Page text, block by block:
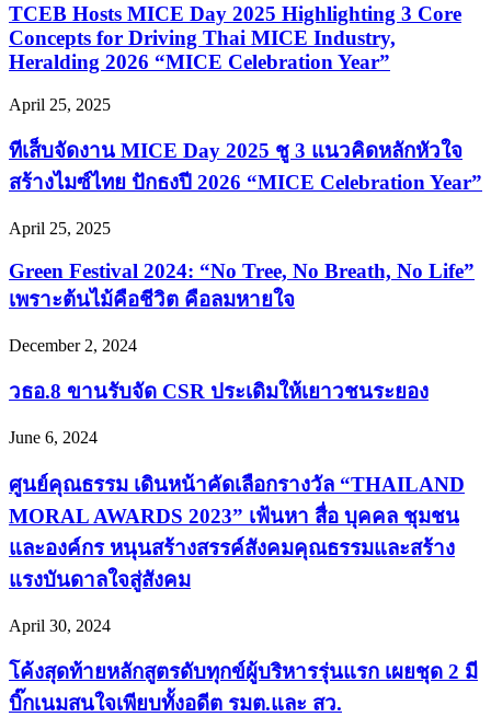
TCEB Hosts MICE Day 2025 Highlighting 3 Core
Concepts for Driving Thai MICE Industry,
Heralding 2026 “MICE Celebration Year”
April 25, 2025
ทีเส็บจัดงาน MICE Day 2025 ชู 3 แนวคิดหลักหัวใจ
สร้างไมซ์ไทย ปักธงปี 2026 “MICE Celebration Year”
April 25, 2025
Green Festival 2024: “No Tree, No Breath, No Life”
เพราะต้นไม้คือชีวิต คือลมหายใจ
December 2, 2024
วธอ.8 ขานรับจัด CSR ประเดิมให้เยาวชนระยอง
June 6, 2024
ศูนย์คุณธรรม เดินหน้าคัดเลือกรางวัล “THAILAND
MORAL AWARDS 2023” เฟ้นหา สื่อ บุคคล ชุมชน
และองค์กร หนุนสร้างสรรค์สังคมคุณธรรมและสร้าง
แรงบันดาลใจสู่สังคม
April 30, 2024
โค้งสุดท้ายหลักสูตรดับทุกข์ผู้บริหารรุ่นแรก เผยชุด 2 มี
บิ๊กเนมสนใจเพียบทั้งอดีต รมต.และ สว.